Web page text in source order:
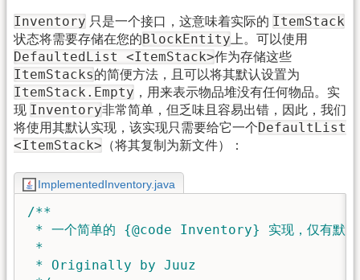
Inventory 只是一个接口，这意味着实际的 ItemStack
状态将需要存储在您的BlockEntity 上。可以使用
DefaultedList <ItemStack>作为存储这些
ItemStacks的简便方法，且可以将其默认设置为
ItemStack.Empty ，用来表示物品堆没有任何物品。实
现 Inventory非常简单，但乏味且容易出错，因此，我们
将使用其默认实现，该实现只需要给它一个DefaultList
<ItemStack> （将其复制为新文件）：
ImplementedInventory.java
/**
* 一个简单的 {@code Inventory} 实现，仅有默
*
* Originally by Juuz